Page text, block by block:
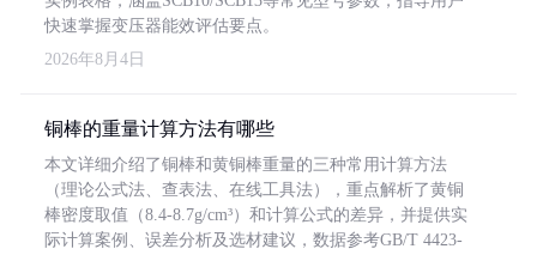
快速掌握变压器能效评估要点。
2026年8月4日
铜棒的重量计算方法有哪些
本文详细介绍了铜棒和黄铜棒重量的三种常用计算方法
（理论公式法、查表法、在线工具法），重点解析了黄铜
棒密度取值（8.4-8.7g/cm³）和计算公式的差异，并提供实
际计算案例、误差分析及选材建议，数据参考GB/T 4423-